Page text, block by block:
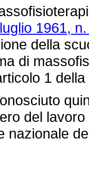
1961,
della
di
1
del
nazionale